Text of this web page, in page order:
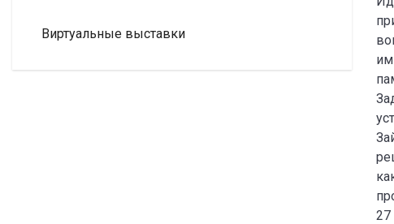
Виртуальные выставки
27